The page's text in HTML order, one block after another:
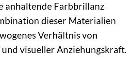
anhaltende Farbbrillanz
dieser Materialien
Verhältnis von
visueller Anziehungskraft.